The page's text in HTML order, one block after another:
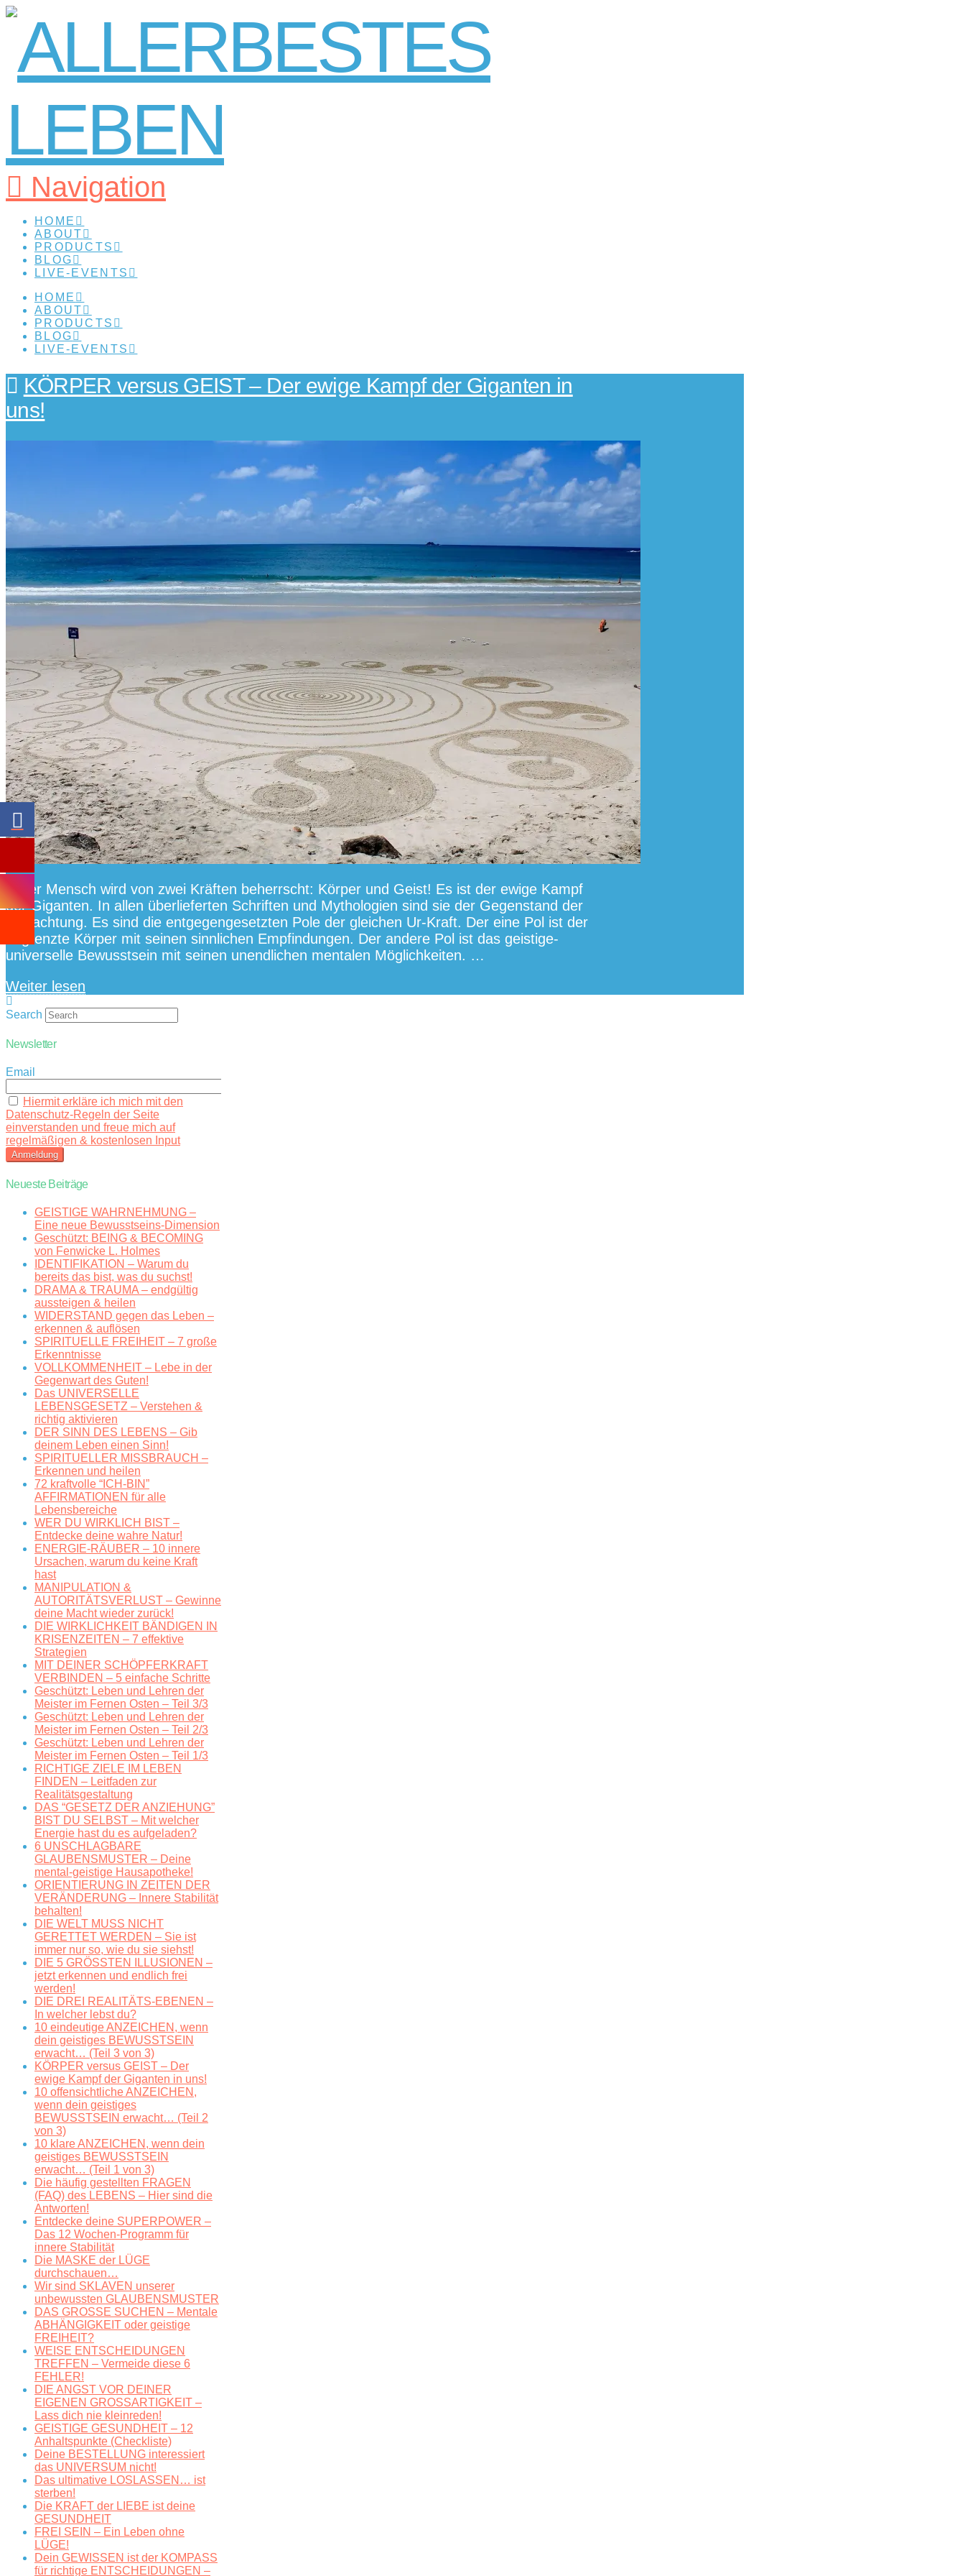
Navigation
HOME
ABOUT
PRODUCTS
BLOG
LIVE-EVENTS
HOME
ABOUT
PRODUCTS
BLOG
LIVE-EVENTS
KÖRPER versus GEIST – Der ewige Kampf der Giganten in
uns!
Jeder Mensch wird von zwei Kräften beherrscht: Körper und Geist! Es ist der ewige Kampf
der Giganten. In allen überlieferten Schriften und Mythologien sind sie der Gegenstand der
Betrachtung. Es sind die entgegengesetzten Pole der gleichen Ur-Kraft. Der eine Pol ist der
begrenzte Körper mit seinen sinnlichen Empfindungen. Der andere Pol ist das geistige-
universelle Bewusstsein mit seinen unendlichen mentalen Möglichkeiten. …
Weiter lesen
Search
Newsletter
Email
Hiermit erkläre ich mich mit den
Datenschutz-Regeln der Seite
einverstanden und freue mich auf
regelmäßigen & kostenlosen Input
Neueste Beiträge
GEISTIGE WAHRNEHMUNG –
Eine neue Bewusstseins-Dimension
Geschützt: BEING & BECOMING
von Fenwicke L. Holmes
IDENTIFIKATION – Warum du
bereits das bist, was du suchst!
DRAMA & TRAUMA – endgültig
aussteigen & heilen
WIDERSTAND gegen das Leben –
erkennen & auflösen
SPIRITUELLE FREIHEIT – 7 große
Erkenntnisse
VOLLKOMMENHEIT – Lebe in der
Gegenwart des Guten!
Das UNIVERSELLE
LEBENSGESETZ – Verstehen &
richtig aktivieren
DER SINN DES LEBENS – Gib
deinem Leben einen Sinn!
SPIRITUELLER MISSBRAUCH –
Erkennen und heilen
72 kraftvolle “ICH-BIN”
AFFIRMATIONEN für alle
Lebensbereiche
WER DU WIRKLICH BIST –
Entdecke deine wahre Natur!
ENERGIE-RÄUBER – 10 innere
Ursachen, warum du keine Kraft
hast
MANIPULATION &
AUTORITÄTSVERLUST – Gewinne
deine Macht wieder zurück!
DIE WIRKLICHKEIT BÄNDIGEN IN
KRISENZEITEN – 7 effektive
Strategien
MIT DEINER SCHÖPFERKRAFT
VERBINDEN – 5 einfache Schritte
Geschützt: Leben und Lehren der
Meister im Fernen Osten – Teil 3/3
Geschützt: Leben und Lehren der
Meister im Fernen Osten – Teil 2/3
Geschützt: Leben und Lehren der
Meister im Fernen Osten – Teil 1/3
RICHTIGE ZIELE IM LEBEN
FINDEN – Leitfaden zur
Realitätsgestaltung
DAS “GESETZ DER ANZIEHUNG”
BIST DU SELBST – Mit welcher
Energie hast du es aufgeladen?
6 UNSCHLAGBARE
GLAUBENSMUSTER – Deine
mental-geistige Hausapotheke!
ORIENTIERUNG IN ZEITEN DER
VERÄNDERUNG – Innere Stabilität
behalten!
DIE WELT MUSS NICHT
GERETTET WERDEN – Sie ist
immer nur so, wie du sie siehst!
DIE 5 GRÖSSTEN ILLUSIONEN –
jetzt erkennen und endlich frei
werden!
DIE DREI REALITÄTS-EBENEN –
In welcher lebst du?
10 eindeutige ANZEICHEN, wenn
dein geistiges BEWUSSTSEIN
erwacht… (Teil 3 von 3)
KÖRPER versus GEIST – Der
ewige Kampf der Giganten in uns!
10 offensichtliche ANZEICHEN,
wenn dein geistiges
BEWUSSTSEIN erwacht… (Teil 2
von 3)
10 klare ANZEICHEN, wenn dein
geistiges BEWUSSTSEIN
erwacht… (Teil 1 von 3)
Die häufig gestellten FRAGEN
(FAQ) des LEBENS – Hier sind die
Antworten!
Entdecke deine SUPERPOWER –
Das 12 Wochen-Programm für
innere Stabilität
Die MASKE der LÜGE
durchschauen…
Wir sind SKLAVEN unserer
unbewussten GLAUBENSMUSTER
DAS GROSSE SUCHEN – Mentale
ABHÄNGIGKEIT oder geistige
FREIHEIT?
WEISE ENTSCHEIDUNGEN
TREFFEN – Vermeide diese 6
FEHLER!
DIE ANGST VOR DEINER
EIGENEN GROSSARTIGKEIT –
Lass dich nie kleinreden!
GEISTIGE GESUNDHEIT – 12
Anhaltspunkte (Checkliste)
Deine BESTELLUNG interessiert
das UNIVERSUM nicht!
Das ultimative LOSLASSEN… ist
sterben!
Die KRAFT der LIEBE ist deine
GESUNDHEIT
FREI SEIN – Ein Leben ohne
LÜGE!
Dein GEWISSEN ist der KOMPASS
für richtige ENTSCHEIDUNGEN –